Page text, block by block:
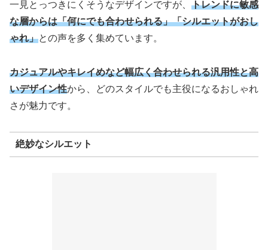
一見とっつきにくそうなデザインですが、 トレンドに敏感
な層からは「何にでも合わせられる」「シルエットがおし
ゃれ」との声を多く集めています。
カジュアルやキレイめなど幅広く合わせられる汎用性と高
いデザイン性から、どのスタイルでも主役になるおしゃれ
さが魅力です。
絶妙なシルエット